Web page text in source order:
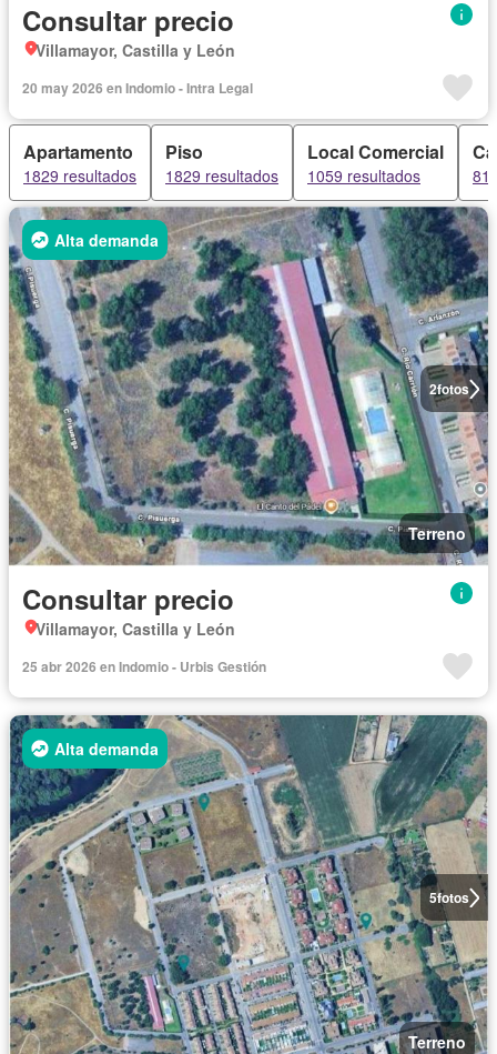
Consultar precio
Villamayor, Castilla y León
20 may 2026 en Indomio - Intra Legal
Apartamento
1829 resultados
Piso
1829 resultados
Local Comercial
1059 resultados
2fotos
Alta demanda
Terreno
Consultar precio
Villamayor, Castilla y León
25 abr 2026 en Indomio - Urbis Gestión
5fotos
Alta demanda
Terreno